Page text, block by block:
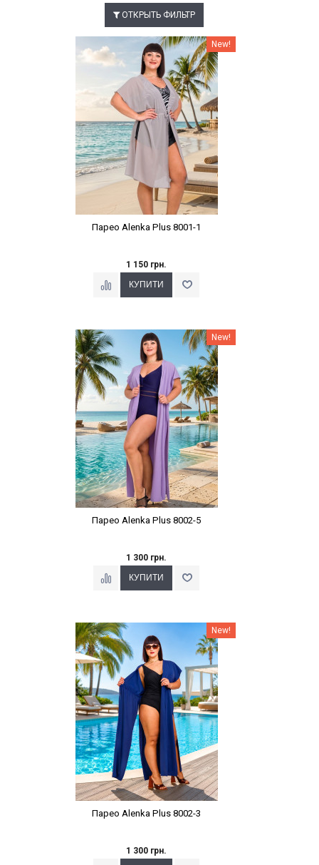
ОТКРЫТЬ ФИЛЬТР
Наклейки Варіант з % New!
Парео Alenka Plus 8001-1
1 150 грн.
Наклейки Варіант з % New!
Парео Alenka Plus 8002-5
1 300 грн.
Наклейки Варіант з % New!
Парео Alenka Plus 8002-3
1 300 грн.